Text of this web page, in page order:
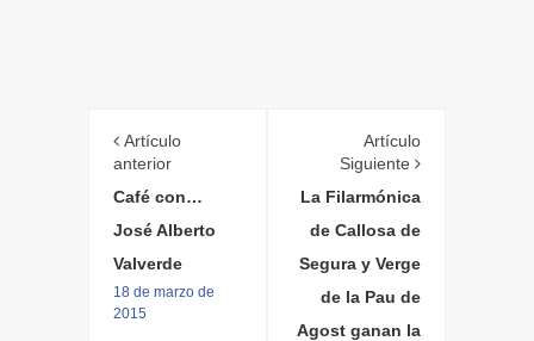
Artículo
anterior
Café con…
José Alberto
Valverde
18 de marzo de
2015
Artículo
Siguiente
La Filarmónica
de Callosa de
Segura y Verge
de la Pau de
Agost ganan la